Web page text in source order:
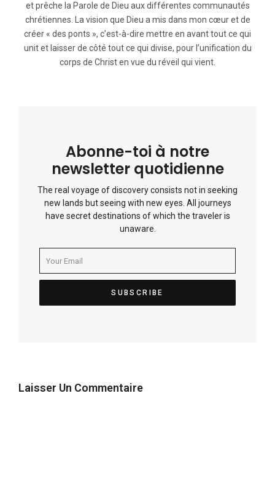
et prêche la Parole de Dieu aux différentes communautés
chrétiennes. La vision que Dieu a mis dans mon cœur et de
créer « des ponts », c’est-à-dire mettre en avant tout ce qui
unit et laisser de côté tout ce qui divise, pour l’unification du
corps de Christ en vue du réveil qui vient.
Abonne-toi à notre
newsletter quotidienne
The real voyage of discovery consists not in seeking
new lands but seeing with new eyes. All journeys
have secret destinations of which the traveler is
unaware.
Laisser Un Commentaire